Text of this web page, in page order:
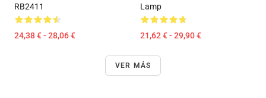
RB2411
24,38 € - 28,06 €
Lamp
21,62 € - 29,90 €
VER MÁS